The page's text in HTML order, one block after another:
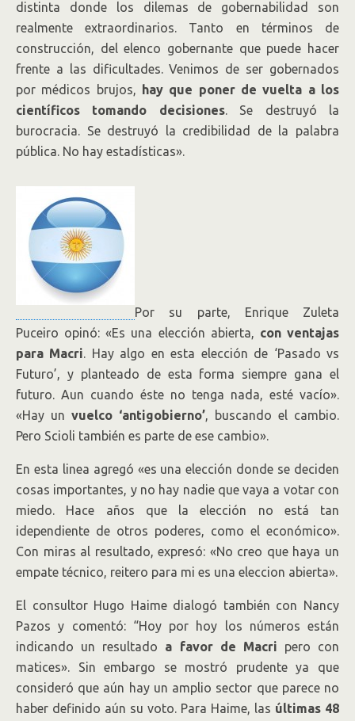
distinta donde los dilemas de gobernabilidad son
realmente extraordinarios. Tanto en términos de
construcción, del elenco gobernante que puede hacer
frente a las dificultades. Venimos de ser gobernados
por médicos brujos, hay que poner de vuelta a los
científicos tomando decisiones. Se destruyó la
burocracia. Se destruyó la credibilidad de la palabra
pública. No hay estadísticas».
Por su parte, Enrique Zuleta
Puceiro opinó: «Es una elección abierta, con ventajas
para Macri. Hay algo en esta elección de ‘Pasado vs
Futuro’, y planteado de esta forma siempre gana el
futuro. Aun cuando éste no tenga nada, esté vacío».
«Hay un vuelco ‘antigobierno’, buscando el cambio.
Pero Scioli también es parte de ese cambio».
En esta linea agregó «es una elección donde se deciden
cosas importantes, y no hay nadie que vaya a votar con
miedo. Hace años que la elección no está tan
idependiente de otros poderes, como el económico».
Con miras al resultado, expresó: «No creo que haya un
empate técnico, reitero para mi es una eleccion abierta».
El consultor Hugo Haime dialogó también con Nancy
Pazos y comentó: “Hoy por hoy los números están
indicando un resultado a favor de Macri pero con
matices». Sin embargo se mostró prudente ya que
consideró que aún hay un amplio sector que parece no
haber definido aún su voto. Para Haime, las últimas 48